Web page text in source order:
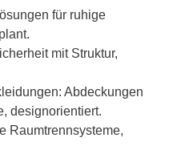
für ruhige
mit Struktur,
Abdeckungen
designorientiert.
Raumtrennsysteme,